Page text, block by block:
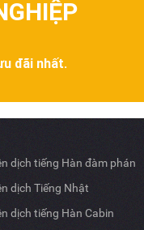
đãi nhất.
dịch tiếng Hàn đàm phán
dịch Tiếng Nhật
dịch tiếng Hàn Cabin